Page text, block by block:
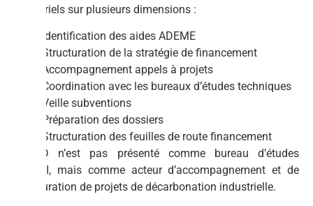
industriels sur plusieurs dimensions :
Identification des aides ADEME
Structuration de la stratégie de financement
Accompagnement appels à projets
Coordination avec les bureaux d’études techniques
Veille subventions
Préparation des dossiers
Structuration des feuilles de route financement
AREAD n’est pas présenté comme bureau d’études
OPQIBI, mais comme acteur d’accompagnement et de
structuration de projets de décarbonation industrielle.